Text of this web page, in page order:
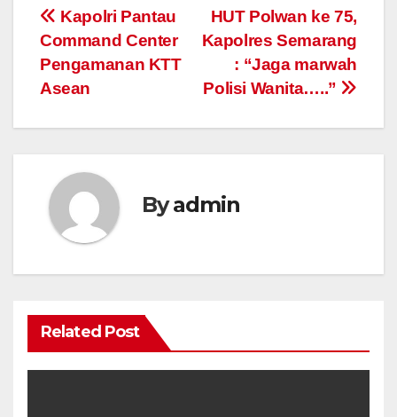
Post
navigation
HUT Polwan ke 75,
Kapolres Semarang
: “Jaga marwah
Polisi Wanita…..”
Kapolri Pantau
Command Center
Pengamanan KTT
Asean
Byadmin
Related Post